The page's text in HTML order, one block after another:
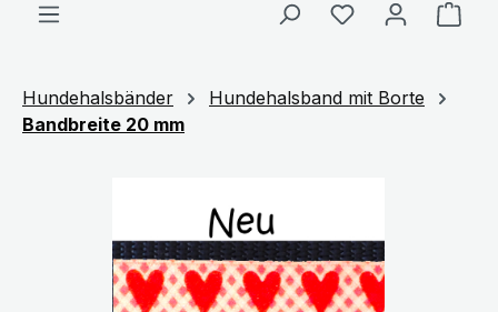
Hundehalsbänder
Hundehalsband mit Borte
Bandbreite 20 mm